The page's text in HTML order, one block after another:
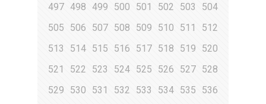
497 498 499 500 501 502 503
504
505
506 507 508 509 510 511
512
513
514 515 516 517 518 519
520
521
522 523 524 525 526 527 528
529
530 531 532 533 534 535
536